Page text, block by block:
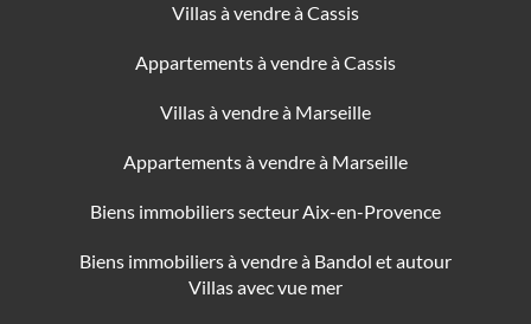
Villas à vendre à Cassis
Appartements à vendre à Cassis
Villas à vendre à Marseille
Appartements à vendre à Marseille
Biens immobiliers secteur Aix-en-Provence
Biens immobiliers à vendre à Bandol et autour
Villas avec vue mer